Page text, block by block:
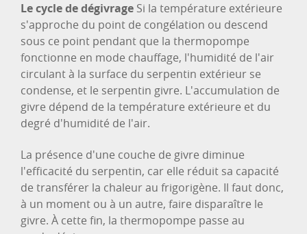
Le cycle de dégivrage Si la température extérieure
s'approche du point de congélation ou descend
sous ce point pendant que la thermopompe
fonctionne en mode chauffage, l'humidité de l'air
circulant à la surface du serpentin extérieur se
condense, et le serpentin givre. L'accumulation de
givre dépend de la température extérieure et du
degré d'humidité de l'air.
La présence d'une couche de givre diminue
l'efficacité du serpentin, car elle réduit sa capacité
de transférer la chaleur au frigorigène. Il faut donc,
à un moment ou à un autre, faire disparaître le
givre. À cette fin, la thermopompe passe au